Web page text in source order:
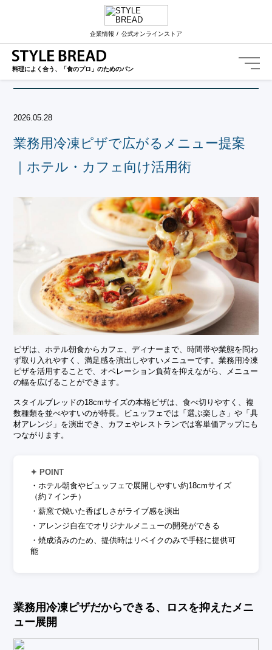
企業情報 公式オンラインストア
料理によく合う、「食のプロ」のためのパン
導入事例 業務用冷凍ピザで広がるメニュー提案｜ホテル
導入事例
Case
2026.05.28
業務用冷凍ピザで広がるメニュー提案
｜ホテル・カフェ向け活用術
ピザは、ホテル朝食からカフェ、ディナーまで、時間帯や業態を問わ
ず取り入れやすく、満足感を演出しやすいメニューです。業務用冷凍
ピザを活用することで、オペレーション負荷を抑えながら、メニュー
の幅を広げることができます。
スタイルブレッドの18cmサイズの本格ピザは、食べ切りやすく、複
数種類を並べやすいのが特長。ビュッフェでは「選ぶ楽しさ」や「具
材アレンジ」を演出でき、カフェやレストランでは客単価アップにも
つながります。
✦ POINT
・ホテル朝食やビュッフェで展開しやすい約18cmサイズ
（約７インチ）
・薪窯で焼いた香ばしさがライブ感を演出
・アレンジ自在でオリジナルメニューの開発ができる
・焼成済みのため、提供時はリベイクのみで手軽に提供可
能
業務用冷凍ピザだからできる、ロスを抑えたメニ
ュー展開